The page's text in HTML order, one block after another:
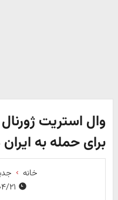
وال استریت
برای حمله به
خانه